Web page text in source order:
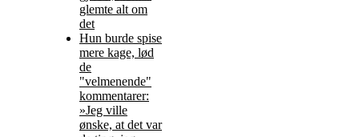
glemte alt om
det
Hun burde spise
mere kage, lød
de
"velmenende"
kommentarer:
»Jeg ville
ønske, at det var